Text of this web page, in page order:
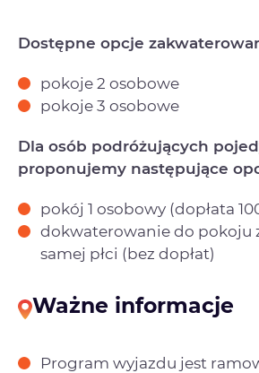
Dostępne opcje
pokoje 2 osobowe
pokoje 3 osobowe
Dla osób podróżujących
proponujemy następujące
pokój 1 osobowy (dopłata
dokwaterowanie do pokoju
samej płci (bez dopłat)
Ważne informacje
Program wyjazdu jest